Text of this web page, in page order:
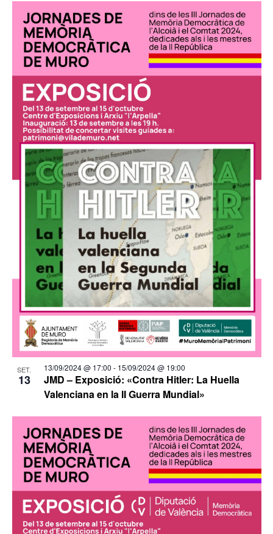
SET.
13
JMD – Exposició: «Contra Hitler: La Huella
Valenciana en la II Guerra Mundial»
13/09/2024 @ 17:00 - 15/09/2024 @ 19:00